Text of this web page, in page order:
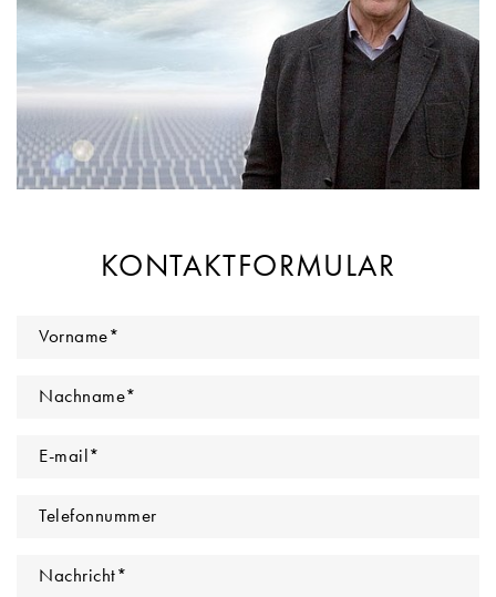
KONTAKTFORMULAR
Vorname*
Nachname*
E-mail*
Telefonnummer
Nachricht*